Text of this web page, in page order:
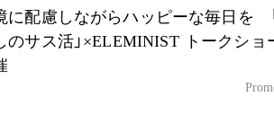
に配慮しながらハッピーな毎日を
のサス活」×ELEMINIST トークショ